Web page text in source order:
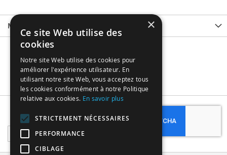
More Information
Sign
Up
for
Subscribe
×
Ce site Web utilise des
cookies
Notre site Web utilise des cookies pour
améliorer l'expérience utilisateur. En
utilisant notre site Web, vous acceptez tous
les cookies conformément à notre Politique
relative aux cookies. En savoir plus
STRICTEMENT NÉCESSAIRES
PERFORMANCE
CIBLAGE